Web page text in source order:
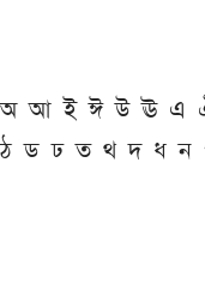
অ আ ই ঈ উ ঊ এ
ঠ ড ঢ ত থ দ ধ ন